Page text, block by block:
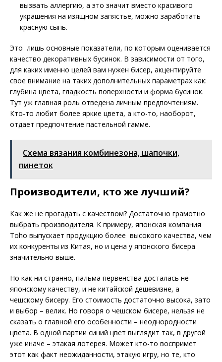
вызвать аллергию, а это значит вместо красивого
украшения на изящном запястье, можно заработать
красную сыпь.
Это лишь основные показатели, по которым оценивается
качество декоративных бусинок. В зависимости от того,
для каких именно целей вам нужен бисер, акцентируйте
свое внимание на таких дополнительных параметрах как:
глубина цвета, гладкость поверхности и форма бусинок.
Тут уж главная роль отведена личным предпочтениям.
Кто-то любит более яркие цвета, а кто-то, наоборот,
отдает предпочтение пастельной гамме.
Схема вязания комбинезона, шапочки,
пинеток
Производители, кто же лучший?
Как же не прогадать с качеством? Достаточно грамотно
выбрать производителя. К примеру, японская компания
Toho выпускает продукцию более высокого качества, чем
их конкуренты из Китая, но и цена у японского бисера
значительно выше.
Но как ни странно, пальма первенства досталась не
японскому качеству, и не китайской дешевизне, а
чешскому бисеру. Его стоимость достаточно высока, зато
и выбор – велик. Но говоря о чешском бисере, нельзя не
сказать о главной его особенности – неоднородности
цвета. В одной партии синий цвет выглядит так, в другой
уже иначе – этакая лотерея. Может кто-то воспримет
этот как факт неожиданности, этакую игру, но те, кто